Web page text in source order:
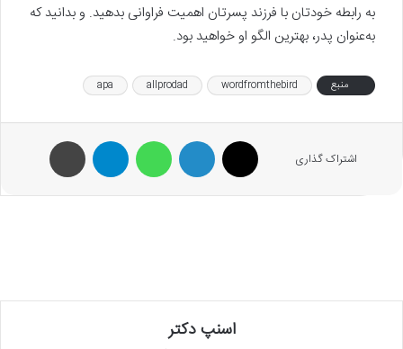
به رابطه خودتان با فرزند پسرتان اهمیت فراوانی بدهید. و بدانید که
به‌عنوان پدر، بهترین الگو او خواهید بود.
منبع wordfromthebird
allprodad
apa
اشتراک گذاری
اسنپ دکتر